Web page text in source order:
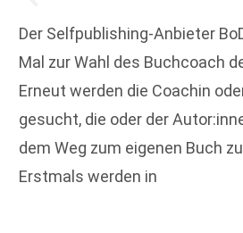
Der Selfpublishing-Anbieter
Mal zur Wahl des Buchcoach
Erneut werden die Coachin
gesucht, die oder der
dem Weg zum eigenen Buch
Erstmals werden in